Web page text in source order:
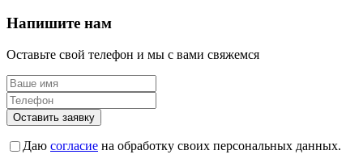
Напишите нам
Оставьте свой телефон и мы с вами свяжемся
Оставить заявку
Даю согласие на обработку своих персональных данных.